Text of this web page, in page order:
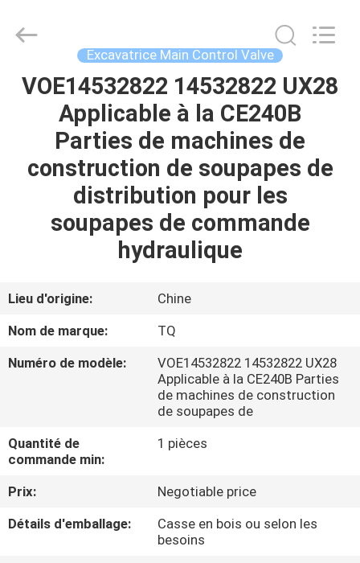
APERÇU
PRODUITS
VIDÉOS
A
PROPOS
DE
VISITE
D'USINE
CONTRÔLE
Machinery
Reserved.
Excavatrice Main Control Valve
VOE14532822 14532822 UX28
Applicable à la CE240B
Parties de machines de
construction de soupapes de
distribution pour les
soupapes de commande
hydraulique
Lieu d'origine:
Chine
Nom de marque:
TQ
Numéro de modèle:
VOE14532822 14532822 UX28
Applicable à la CE240B Parties
de machines de construction
de soupapes de
Quantité de
commande min:
1 pièces
Prix:
Negotiable price
Détails d'emballage:
Casse en bois ou selon les
besoins